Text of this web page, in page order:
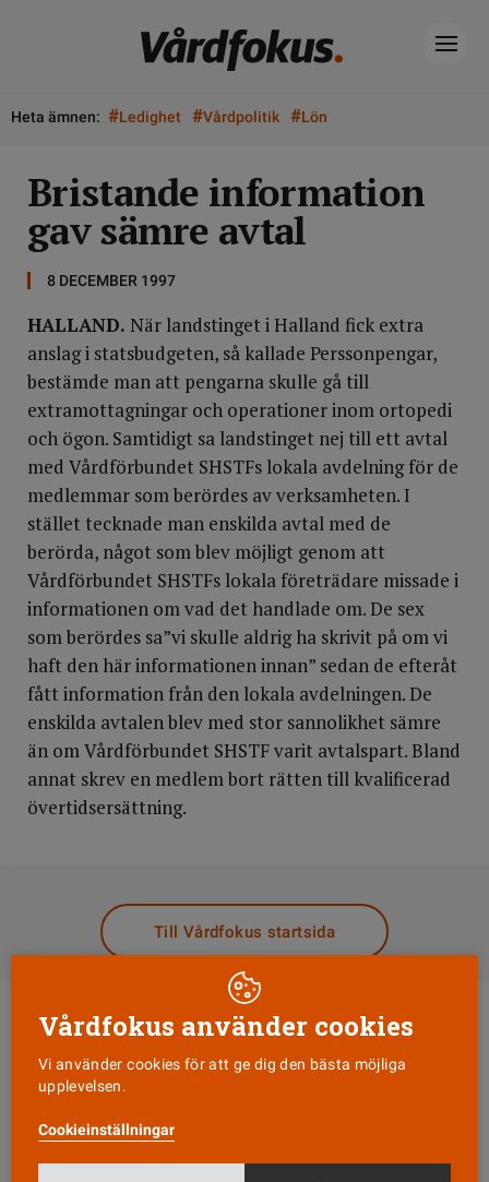
Heta ämnen: #Ledighet #Vårdpolitik #Lön
Bristande information
gav sämre avtal
8 DECEMBER 1997
HALLAND. När landstinget i Halland fick extra
anslag i statsbudgeten, så kallade Perssonpengar,
bestämde man att pengarna skulle gå till
extramottagningar och operationer inom ortopedi
och ögon. Samtidigt sa landstinget nej till ett avtal
med Vårdförbundet SHSTFs lokala avdelning för de
medlemmar som berördes av verksamheten. I
stället tecknade man enskilda avtal med de
berörda, något som blev möjligt genom att
Vårdförbundet SHSTFs lokala företrädare missade i
informationen om vad det handlade om. De sex
som berördes sa”vi skulle aldrig ha skrivit på om vi
haft den här informationen innan” sedan de efteråt
fått information från den lokala avdelningen. De
enskilda avtalen blev med stor sannolikhet sämre
än om Vårdförbundet SHSTF varit avtalspart. Bland
annat skrev en medlem bort rätten till kvalificerad
övertidsersättning.
Till Vårdfokus startsida
Läs senaste numret
Vårdfokus använder cookies
Vi använder cookies för att ge dig den bästa möjliga
upplevelsen.
Cookieinställningar